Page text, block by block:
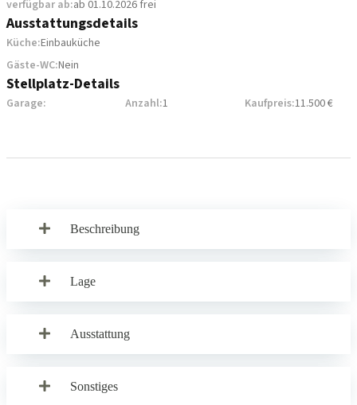
verfügbar ab:ab 01.10.2026 frei
Ausstattungsdetails
Küche:Einbauküche
Gäste-WC:Nein
Stellplatz-Details
Garage: Anzahl:1 Kaufpreis:11.500 €
Beschreibung
Lage
Ausstattung
Sonstiges